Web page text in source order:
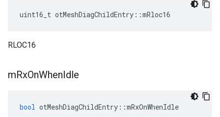
uint16_t otMeshDiagChildEntry ::mRloc16
RLOC16
mRxOnWhenIdle
bool otMeshDiagChildEntry ::mRxOnWhenIdle